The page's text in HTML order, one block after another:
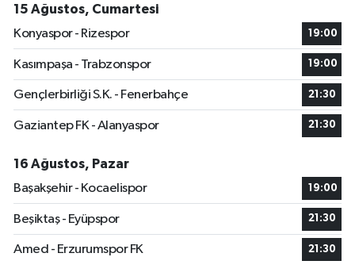
15 Ağustos, Cumartesi
Konyaspor - Rizespor
19:00
Kasımpaşa - Trabzonspor 19:00
Gençlerbirliği S.K. - Fenerbahçe 21:30
Gaziantep FK - Alanyaspor 21:30
16 Ağustos, Pazar
Başakşehir - Kocaelispor
19:00
Beşiktaş - Eyüpspor 21:30
Amed - Erzurumspor FK 21:30